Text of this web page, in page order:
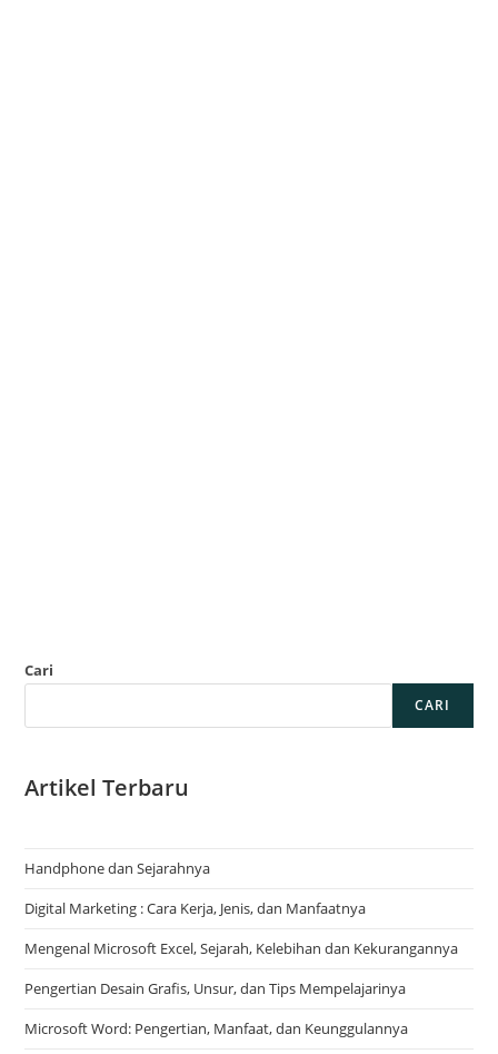
Cari
CARI
Artikel Terbaru
Handphone dan Sejarahnya
Digital Marketing : Cara Kerja, Jenis, dan Manfaatnya
Mengenal Microsoft Excel, Sejarah, Kelebihan dan Kekurangannya
Pengertian Desain Grafis, Unsur, dan Tips Mempelajarinya
Microsoft Word: Pengertian, Manfaat, dan Keunggulannya